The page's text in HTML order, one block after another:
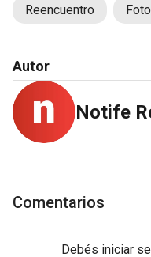
Reencuentro Foto
Autor
Notife
Comentarios
Debés iniciar